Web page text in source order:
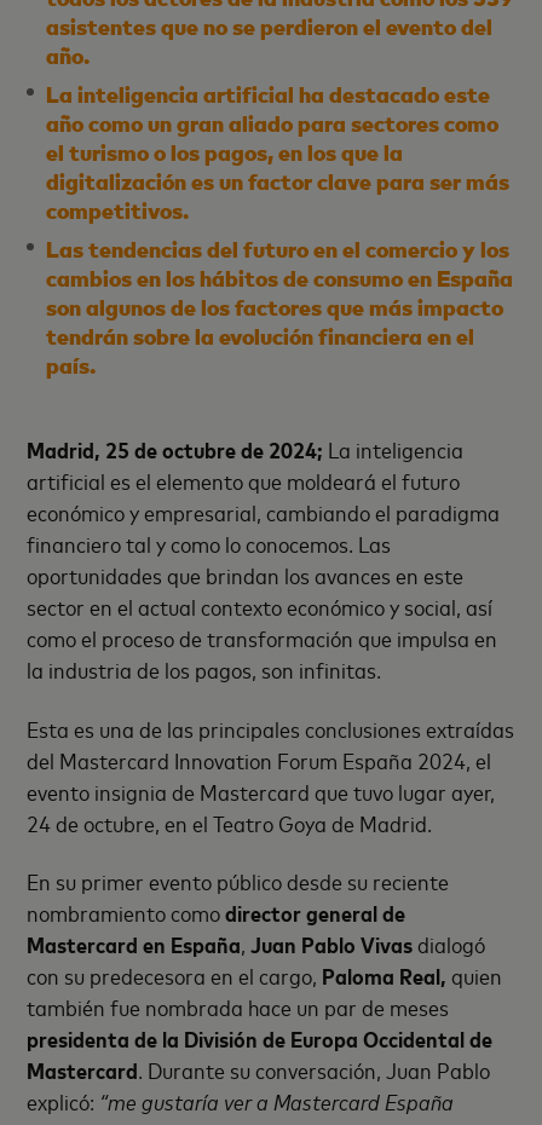
asistentes que no se perdieron el evento del
año.
La inteligencia artificial ha destacado este
año como un gran aliado para sectores como
el turismo o los pagos, en los que la
digitalización es un factor clave para ser más
competitivos.
Las tendencias del futuro en el comercio y los
cambios en los hábitos de consumo en España
son algunos de los factores que más impacto
tendrán sobre la evolución financiera en el
país.
Madrid, 25 de octubre de 2024; La inteligencia
artificial es el elemento que moldeará el futuro
económico y empresarial, cambiando el paradigma
financiero tal y como lo conocemos. Las
oportunidades que brindan los avances en este
sector en el actual contexto económico y social, así
como el proceso de transformación que impulsa en
la industria de los pagos, son infinitas.
Esta es una de las principales conclusiones extraídas
del Mastercard Innovation Forum España 2024, el
evento insignia de Mastercard que tuvo lugar ayer,
24 de octubre, en el Teatro Goya de Madrid.
En su primer evento público desde su reciente
nombramiento comodirector general de
Mastercard en España,Juan Pablo Vivasdialogó
con su predecesora en el cargo, Paloma Real,quien
también fue nombrada hace un par de meses
presidenta de la División de Europa Occidental de
Mastercard. Durante su conversación, Juan Pablo
explicó: “me gustaría ver a Mastercard España